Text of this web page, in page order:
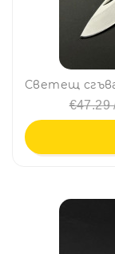
€47.29